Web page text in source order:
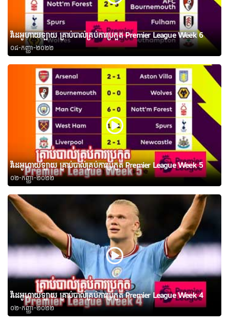
វីដេអូហាយឡាយ គ្រាប់បាល់គ្រប់ការប្រកួត Premier League Week 6
០៨-កញ្ញា-២០២២
វីដេអូហាយឡាយ គ្រាប់បាល់គ្រប់ការប្រកួត Premier League Week 5
០២-កញ្ញា-២០២២
វីដេអូហាយឡាយ គ្រាប់បាល់គ្រប់ការប្រកួត Premier League Week 4
០២-កញ្ញា-២០២២